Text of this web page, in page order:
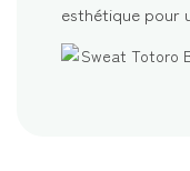
esthétique pour